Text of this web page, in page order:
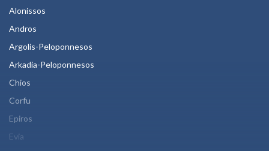
Alonissos
Andros
Argolis-Peloponnesos
Arkadia-Peloponnesos
Chios
Corfu
Epiros
Evia